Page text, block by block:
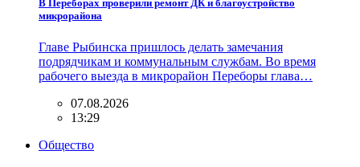
В Переборах проверили ремонт ДК и благоустройство
микрорайона
Главе Рыбинска пришлось делать замечания
подрядчикам и коммунальным службам. Во время
рабочего выезда в микрорайон Переборы глава…
07.08.2026
13:29
Общество